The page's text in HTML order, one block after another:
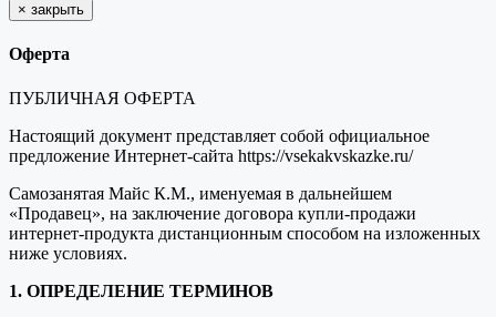
× закрыть
Оферта
ПУБЛИЧНАЯ ОФЕРТА
Настоящий документ представляет собой официальное
предложение Интернет-сайта https://vsekakvskazke.ru/
Самозанятая Майс К.М., именуемая в дальнейшем
«Продавец», на заключение договора купли-продажи
интернет-продукта дистанционным способом на изложенных
ниже условиях.
1. ОПРЕДЕЛЕНИЕ ТЕРМИНОВ